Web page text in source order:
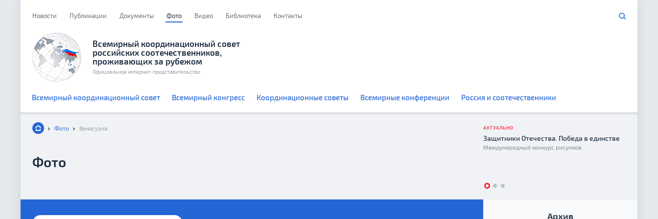
Новости Публикации Документы Фото Видео Библиотека Контакты
Всемирный координационный совет
российских соотечественников,
проживающих за рубежом
Официальное интернет-представительство
Всемирный координационный совет Всемирный конгресс Координационные советы Всемирные конференции Россия и соотечественники
АКТУАЛЬНО
Защитники Отечества. Победа в единстве
Международный конкурс рисунков
Фото Венесуэла
Фото
Архив